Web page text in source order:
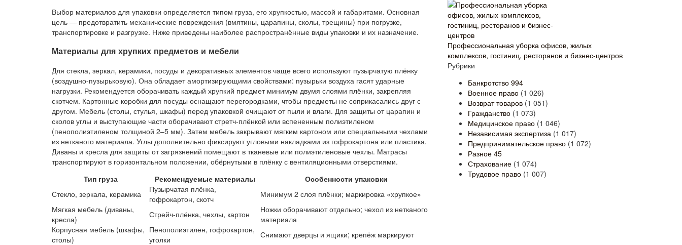
Выбор материалов для упаковки определяется типом груза, его хрупкостью, массой и габаритами. Основная
цель — предотвратить механические повреждения (вмятины, царапины, сколы, трещины) при погрузке,
транспортировке и разгрузке. Ниже приведены наиболее распространённые виды упаковки и их назначение.
Материалы для хрупких предметов и мебели
Для стекла, зеркал, керамики, посуды и декоративных элементов чаще всего используют пузырчатую плёнку
(воздушно-пузырьковую). Она обладает амортизирующими свойствами: пузырьки воздуха гасят ударные
нагрузки. Рекомендуется оборачивать каждый хрупкий предмет минимум двумя слоями плёнки, закрепляя
скотчем. Картонные коробки для посуды оснащают перегородками, чтобы предметы не соприкасались друг с
другом. Мебель (столы, стулья, шкафы) перед упаковкой очищают от пыли и влаги. Для защиты от царапин и
сколов углы и выступающие части оборачивают стретч-плёнкой или вспененным полиэтиленом
(пенополиэтиленом толщиной 2–5 мм). Затем мебель закрывают мягким картоном или специальными чехлами
из нетканого материала. Углы дополнительно фиксируют угловыми накладками из гофрокартона или пластика.
Диваны и кресла для защиты от загрязнений помещают в тканевые или полиэтиленовые чехлы. Матрасы
транспортируют в горизонтальном положении, обёрнутыми в плёнку с вентиляционными отверстиями.
Тип груза
Рекомендуемые материалы
Особенности упаковки
Стекло, зеркала, керамика
Пузырчатая плёнка,
гофрокартон, скотч
Минимум 2 слоя плёнки; маркировка «хрупкое»
Мягкая мебель (диваны,
кресла)
Стрейч-плёнка, чехлы, картон
Ножки оборачивают отдельно; чехол из нетканого
материала
Корпусная мебель (шкафы,
столы)
Пенополиэтилен, гофрокартон,
уголки
Снимают дверцы и ящики; крепёж маркируют
Профессиональная уборка офисов, жилых
комплексов, гостиниц, ресторанов и бизнес-центров
Рубрики
Банкротство 994
Военное право (1 026)
Возврат товаров (1 051)
Гражданство (1 073)
Медицинское право (1 046)
Независимая экспертиза (1 017)
Предпринимательское право (1 072)
Разное 45
Страхование (1 074)
Трудовое право (1 007)